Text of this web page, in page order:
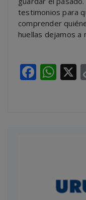
testimonios para
comprender
huellas dejamos a
X